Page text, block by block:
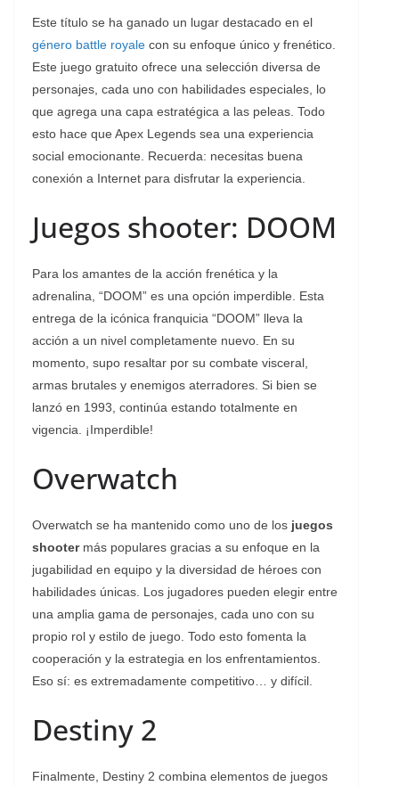
Este título se ha ganado un lugar destacado en el
género battle royale con su enfoque único y frenético.
Este juego gratuito ofrece una selección diversa de
personajes, cada uno con habilidades especiales, lo
que agrega una capa estratégica a las peleas. Todo
esto hace que Apex Legends sea una experiencia
social emocionante. Recuerda: necesitas buena
conexión a Internet para disfrutar la experiencia.
Juegos shooter: DOOM
Para los amantes de la acción frenética y la
adrenalina, “DOOM” es una opción imperdible. Esta
entrega de la icónica franquicia “DOOM” lleva la
acción a un nivel completamente nuevo. En su
momento, supo resaltar por su combate visceral,
armas brutales y enemigos aterradores. Si bien se
lanzó en 1993, continúa estando totalmente en
vigencia. ¡Imperdible!
Overwatch
Overwatch se ha mantenido como uno de los juegos
shootermás populares gracias a su enfoque en la
jugabilidad en equipo y la diversidad de héroes con
habilidades únicas. Los jugadores pueden elegir entre
una amplia gama de personajes, cada uno con su
propio rol y estilo de juego. Todo esto fomenta la
cooperación y la estrategia en los enfrentamientos.
Eso sí: es extremadamente competitivo… y difícil.
Destiny 2
Finalmente, Destiny 2 combina elementos de juegos